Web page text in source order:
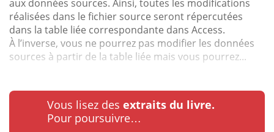
aux données sources. Ainsi, toutes les modifications
réalisées dans le fichier source seront répercutées
dans la table liée correspondante dans Access.
À l’inverse, vous ne pourrez pas modifier les données
sources à partir de la table liée mais vous pourrez...
Vous lisez des extraits du livre.
Pour poursuivre…